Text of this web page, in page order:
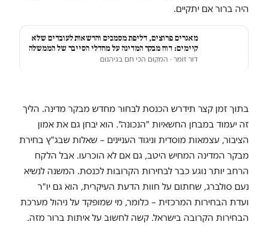
היה ברור אם יתקיים.
מאגרים פרוצים, דליפת מסמכים והרשאות לעובדים שלא
קיימים: דוח מבקר המדינה על מחדלי הסייבר של הממשלה
דור זומר · המקום הכי חם בגיהנום
בתוך זמן קצר תידרש הכנסת לבחור מחדש מבקר מדינה. הליך
זה יעמוד במבחן החשאיות "הנכונה". הוא יבחן גם את אמון
הציבור, עצמאות מוסדית וניגוד העניינים – שאלות שבג"ץ בחירת
מבקר המדינה המחיש היטב, גם אם לא הוכרעו. אבל הלקח
הרחב יותר נוגע כבר לבחירות הקרובות לכנסת. המשנה לנשיא
נעם סולברג, שחתום על חוות הדעת העיקרית, הוא גם יו"ר
ועדת הבחירות המרכזית – כלומר, מי שמופקד על ניהול מערכת
הבחירות הקרובה בישראל. קשה לחשוב על איתות ברור מזה.